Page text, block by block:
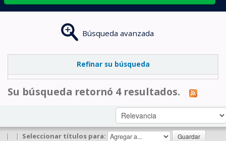
Búsqueda avanzada
Refinar su búsqueda
Su búsqueda retornó 4 resultados.
| | Seleccionar títulos para: